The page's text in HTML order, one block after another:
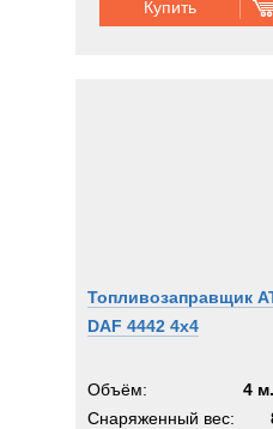
Купить
Топливозаправщик
DAF 4442 4x4
Объём:
4
Снаряженный вес: